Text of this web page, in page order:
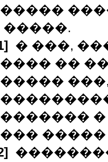
�����.
� ���,
��
�����